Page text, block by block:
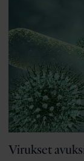
Virukset